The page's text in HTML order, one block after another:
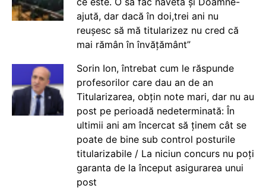
ajută, dar dacă în doi,trei ani nu
reușesc să mă titularizez nu cred că
mai rămân în învățământ”
Sorin Ion, întrebat cum le răspunde
profesorilor care dau an de an
Titularizarea, obțin note mari, dar nu au
post pe perioadă nedeterminată: În
ultimii ani am încercat să ținem cât se
poate de bine sub control posturile
titularizabile / La niciun concurs nu poți
garanta de la început asigurarea unui
post